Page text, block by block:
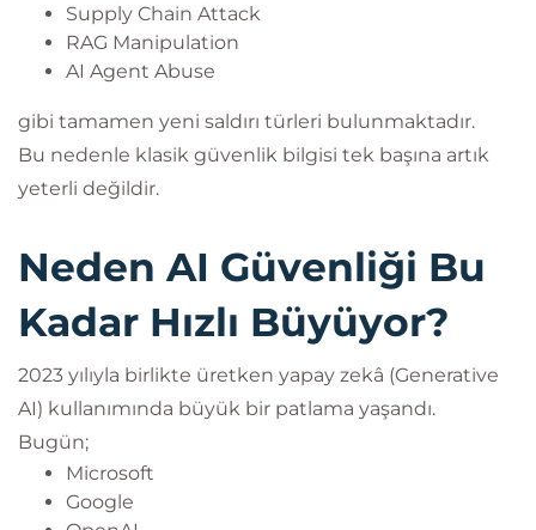
Supply Chain Attack
RAG Manipulation
AI Agent Abuse
gibi tamamen yeni saldırı türleri bulunmaktadır.
Bu nedenle klasik güvenlik bilgisi tek başına artık
yeterli değildir.
Neden AI Güvenliği Bu
Kadar Hızlı Büyüyor?
2023 yılıyla birlikte üretken yapay zekâ (Generative
AI) kullanımında büyük bir patlama yaşandı.
Bugün;
Microsoft
Google